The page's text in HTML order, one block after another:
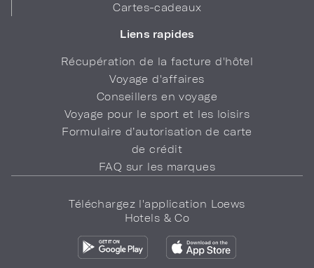
Cartes-cadeaux
Liens rapides
Récupération de la facture d'hôtel
Voyage d'affaires
Conseillers en voyage
Voyage pour le sport et les loisirs
Formulaire d’autorisation de carte
de crédit
FAQ sur les marques
Téléchargez l'application Loews
Hotels & Co